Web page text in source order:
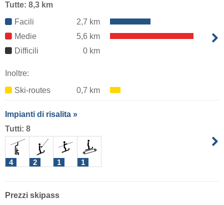
Tutte: 8,3 km
Facili
2,7 km
Medie
5,6 km
Difficili
0 km
Inoltre:
Ski-routes
0,7 km
Impianti di risalita »
Tutti: 8
4 2 1 1
Prezzi skipass